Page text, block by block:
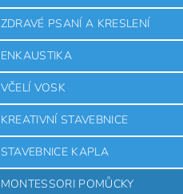
ZDRAVÉ PSANÍ A KRESLENÍ
ENKAUSTIKA
VČELÍ VOSK
KREATIVNÍ STAVEBNICE
STAVEBNICE KAPLA
MONTESSORI POMŮCKY